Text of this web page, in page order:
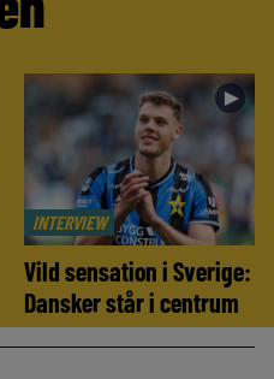
LIVE // LIVE // LIVE //
INTERVIEW
►
Vild sensation i Sverige:
Dansker står i centrum